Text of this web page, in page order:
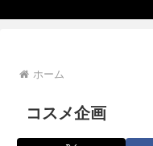
ホーム
コスメ企画